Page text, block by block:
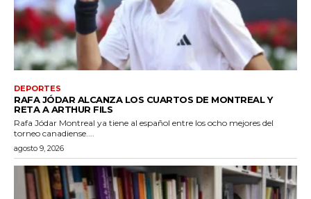
DEPORTES
RAFA JÓDAR ALCANZA LOS CUARTOS DE MONTREAL Y
RETA A ARTHUR FILS
Rafa Jódar Montreal ya tiene al español entre los ocho mejores del
torneo canadiense....
agosto 9, 2026